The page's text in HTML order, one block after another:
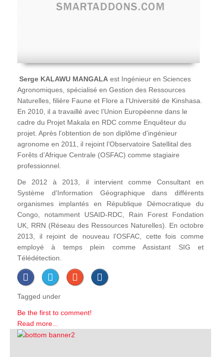
Serge KALAWU MANGALA est Ingénieur en Sciences
Agronomiques, spécialisé en Gestion des Ressources
Naturelles, filière Faune et Flore a l'Université de Kinshasa.
En 2010, il a travaillé avec l’Union Européenne dans le
cadre du Projet Makala en RDC comme Enquêteur du
projet. Après l'obtention de son diplôme d'ingénieur
agronome en 2011, il rejoint l’Observatoire Satellital des
Forêts d’Afrique Centrale (OSFAC) comme stagiaire
professionnel.
De 2012 à 2013, il intervient comme Consultant en
Système d'Information Géographique dans différents
organismes implantés en République Démocratique du
Congo, notamment USAID-RDC, Rain Forest Fondation
UK, RRN (Réseau des Ressources Naturelles). En octobre
2013, il rejoint de nouveau l'OSFAC, cette fois comme
employé à temps plein comme Assistant SIG et
Télédétection.
Tagged under
Be the first to comment!
Read more...